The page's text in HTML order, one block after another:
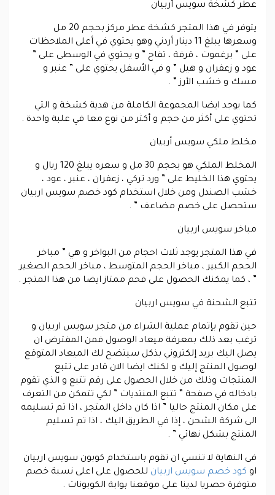
عطر كشخة سويس أربيان
يتوفر في هذا المتجر كشخة عطر مركز بحجم 20 مل
وسعرها يبلغ 11 دينار أردني وهو يحتوي في أعلى الملاحظات
على ” برغموت ، قرفة ، تفاح ” و يحتوي في الوسطى على ”
عود و زعفران و هيل ” و في الأسفل يحتوي على ” عنبر و
مسك و خشب الأرز ” .
كما يوجد ايضا المجموعة الكاملة من هدية كشخة و التي
تحتوي على أكثر من حجم و أكثر من نوع معا في علبة واحدة .
مخلط ملكي سويس أربيان
المخلط الملكي هو بحجم 30 مل و سعره يبلغ 120 ريال و
يحتوي هذا الخليط على ” ورد تركي ، زعفران ، عنبر ، عود ،
خشب الصندل ومن خلال استخدام كود خصم سويس اربيان
ستحصل على خصم مضاعف ” .
مباخر سويس اربيان
في هذا المتجر يوجد ثلاث احجام من البواخر و هي ” مباخر
الحجم الكبير ، مباخر الحجم المتوسط ، مباخر الحجم الصغير
” ، كما يمكنك الحصول على فحم ممتاز ايضا من هذا المتجر .
تتبع الشحنة في سويس اربيان
حين تقوم بإتمام عملية الشراء من متجر سويس اربيان و
ترغب بعد ذلك بمعرفة ميعاد الوصول فمن المفترض ان
يصل اليك بريد إلكتروني بذكل سيتضح لك الميعاد المتوقع
لوصول المنتج إليك و لكنك ايضا الان قادر على تتبع
المنتجات وذلك من خلال الحصول على رقم تتبع و الذي تقوم
بادخاله في صفحة ” تتبع المنتديات ” لكي تتمكن من التعرف
على مكان المنتج حاليا ” اذا كان داخل المتجر ، اذا تم تسليمه
الى شركة الشحن ، إذا في الطريق اليك ، اذا تم تسليم
المنتج بشكل نهائي ” .
فى النهاية لا تنسي ان تقوم باستخدام كوبون سويس اربيان
او كود خصم سويس اربيان للحصول على اعلى نسبة خصم
متوفرة حصريا لدينا على موقعنا بوابة الكوبونات .